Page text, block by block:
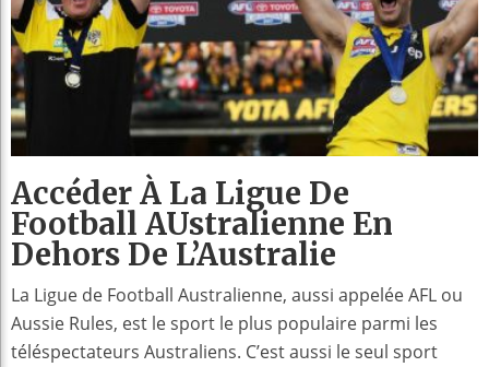
Accéder À La Ligue De
Football AUstralienne En
Dehors De L’Australie
La Ligue de Football Australienne, aussi appelée AFL ou
Aussie Rules, est le sport le plus populaire parmi les
téléspectateurs Australiens. C’est aussi le seul sport